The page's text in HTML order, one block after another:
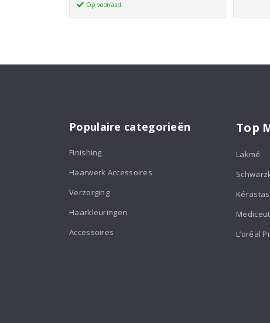
Op voorraad
Boost
200ml
Populaire categorieën
Finishing
Haarwerk Accessoires
Verzorging
Haarkleuringen
Accessoires
Top
Lakmé
L’oréal